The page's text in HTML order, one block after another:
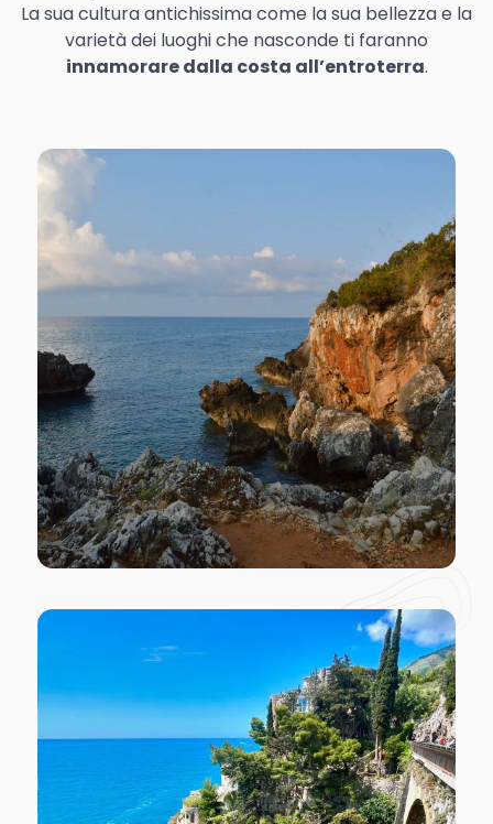
La sua cultura antichissima come la sua bellezza e la
varietà dei luoghi che nasconde ti faranno
innamorare dalla costa all’entroterra.